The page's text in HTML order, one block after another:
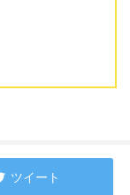
ツイート